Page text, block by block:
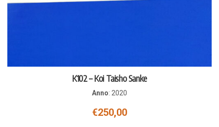
K102 – Koi Taisho Sanke
Anno: 2020
€250,00